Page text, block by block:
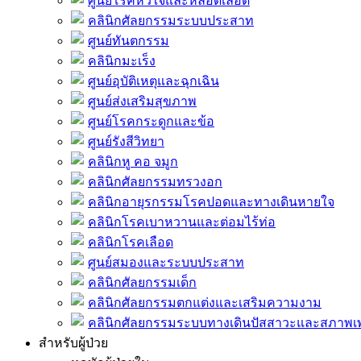
คลินิกศัลยกรรมระบบประสาท
ศูนย์ทันตกรรม
คลินิกมะเร็ง
ศูนย์อุบัติเหตุและฉุกเฉิน
ศูนย์ส่งเสริมสุขภาพ
ศูนย์โรคกระดูกและข้อ
ศูนย์รังสีวิทยา
คลินิกหู คอ จมูก
คลินิกศัลยกรรมทรวงอก
คลินิกอายุรกรรมโรคปอดและทางเดินหายใจ
คลินิกโรคเบาหวานและต่อมไร้ท่อ
คลินิกโรคเลือด
ศูนย์สมองและระบบประสาท
คลินิกศัลยกรรมเด็ก
คลินิกศัลยกรรมตกแต่งและเสริมความงาม
คลินิกศัลยกรรมระบบทางเดินปัสสาวะและสภาพเ
สำหรับผู้ป่วย